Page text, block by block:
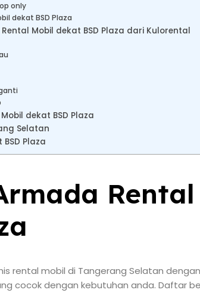
only
dekat BSD Plaza
Mobil dekat BSD Plaza dari Kulorental
dekat BSD Plaza
Selatan
Plaza
rental mobil di Tangerang Selatan
cocok dengan kebutuhan anda. Daftar